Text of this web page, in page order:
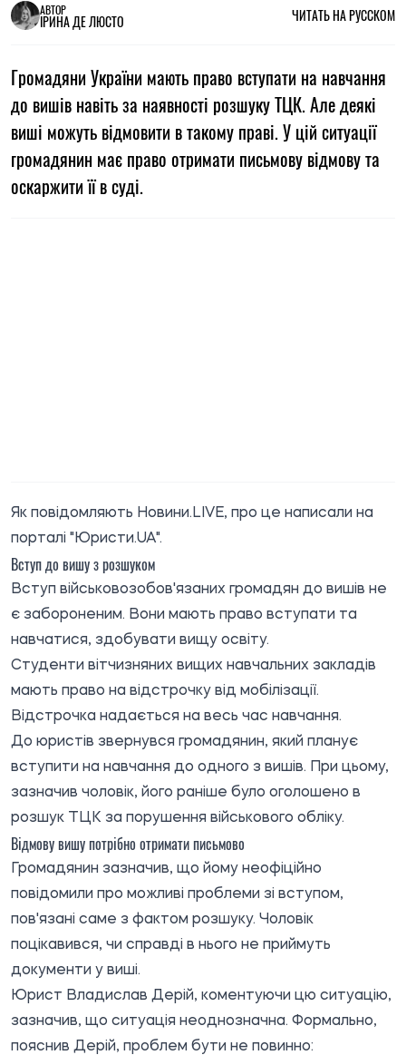
АВТОР
ІРИНА ДЕ ЛЮСТО ЧИТАТЬ НА РУССКОМ
Громадяни України мають право вступати на навчання
до вишів навіть за наявності розшуку ТЦК. Але деякі
виші можуть відмовити в такому праві. У цій ситуації
громадянин має право отримати письмову відмову та
оскаржити її в суді.
Як повідомляють Новини.LIVE, про це написали на
порталі "Юристи.UA".
Вступ до вишу з розшуком
Вступ військовозобов'язаних громадян до вишів не
є забороненим. Вони мають право вступати та
навчатися, здобувати вищу освіту.
Студенти вітчизняних вищих навчальних закладів
мають право на відстрочку від мобілізації.
Відстрочка надається на весь час навчання.
До юристів звернувся громадянин, який планує
вступити на навчання до одного з вишів. При цьому,
зазначив чоловік, його раніше було оголошено в
розшук ТЦК за порушення військового обліку.
Відмову вишу потрібно отримати письмово
Громадянин зазначив, що йому неофіційно
повідомили про можливі проблеми зі вступом,
пов'язані саме з фактом розшуку. Чоловік
поцікавився, чи справді в нього не приймуть
документи у виші.
Юрист Владислав Дерій, коментуючи цю ситуацію,
зазначив, що ситуація неоднозначна. Формально,
пояснив Дерій, проблем бути не повинно: